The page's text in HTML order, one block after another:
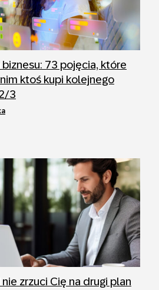
biznesu: 73 pojęcia, które
ktoś kupi kolejnego
3
zrzuci Cię na drugi plan